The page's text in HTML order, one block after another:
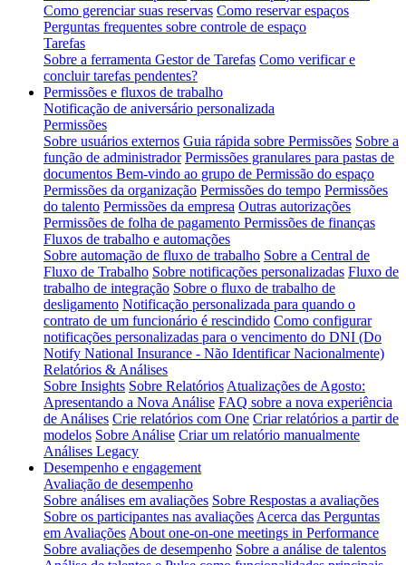
Como gerenciar suas reservas Como reservar espaços
Perguntas frequentes sobre controle de espaço
Tarefas
Sobre a ferramenta Gestor de Tarefas Como verificar e
concluir tarefas pendentes?
Permissões e fluxos de trabalho
Notificação de aniversário personalizada
Permissões
Sobre usuários externos Guia rápida sobre Permissões Sobre a
função de administrador Permissões granulares para pastas de
documentos Bem-vindo ao grupo de Permissão do espaço
Permissões da organização Permissões do tempo Permissões
do talento Permissões da empresa Outras autorizações
Permissões de folha de pagamento Permissões de finanças
Fluxos de trabalho e automações
Sobre automação de fluxo de trabalho Sobre a Central de
Fluxo de Trabalho Sobre notificações personalizadas Fluxo de
trabalho de integração Sobre o fluxo de trabalho de
desligamento Notificação personalizada para quando o
contrato de um funcionário é rescindido Como configurar
notificações personalizadas para o vencimento do DNI (Do
Notify National Insurance - Não Identificar Nacionalmente)
Relatórios & Análises
Sobre Insights Sobre Relatórios Atualizações de Agosto:
Apresentando a Nova Análise FAQ sobre a nova experiência
de Análises Crie relatórios com One Criar relatórios a partir de
modelos Sobre Análise Criar um relatório manualmente
Análises Legacy
Desempenho e engagement
Avaliação de desempenho
Sobre análises em avaliações Sobre Respostas a avaliações
Sobre os participantes nas avaliações Acerca das Perguntas
em Avaliações About one-on-one meetings in Performance
Sobre avaliações de desempenho Sobre a análise de talentos